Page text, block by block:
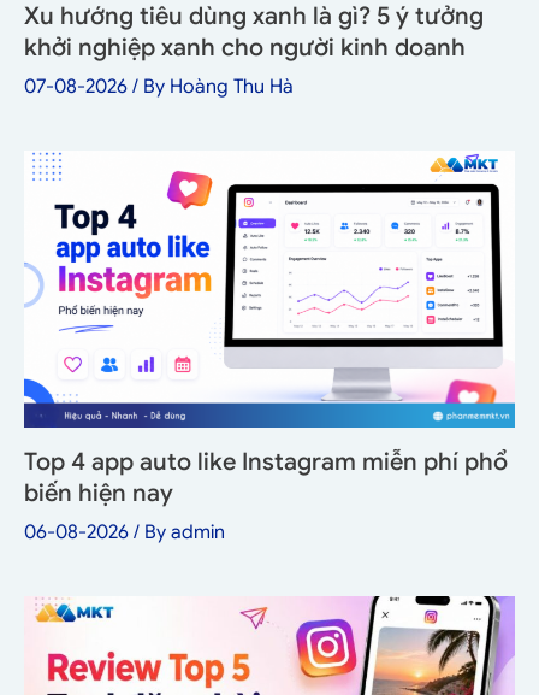
Xu hướng tiêu dùng xanh là gì? 5 ý tưởng
khởi nghiệp xanh cho người kinh doanh
07-08-2026 / By Hoàng Thu Hà
Top 4 app auto like Instagram miễn phí phổ
biến hiện nay
06-08-2026 / By admin